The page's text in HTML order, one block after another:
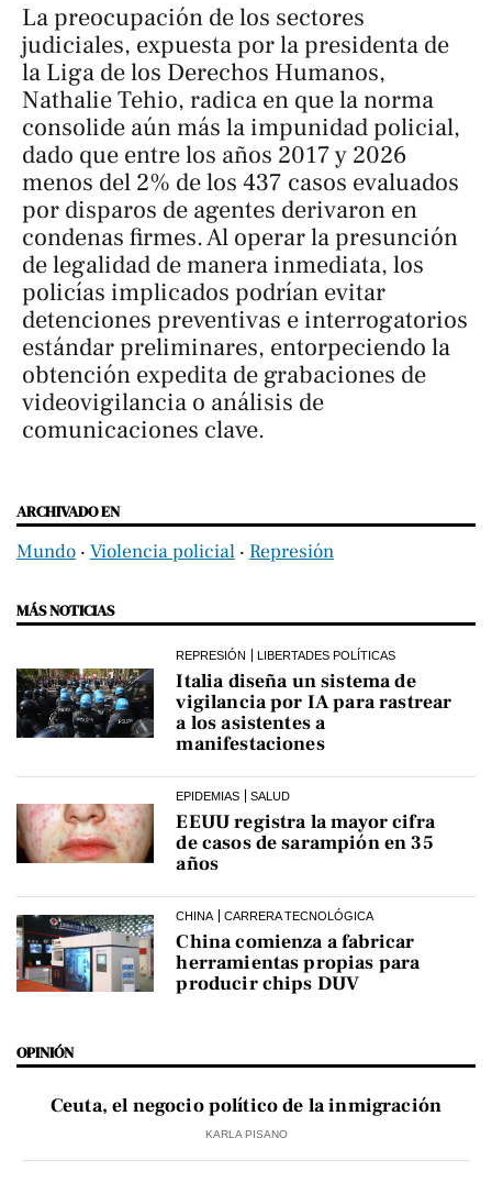
La preocupación de los sectores
judiciales, expuesta por la presidenta de
la Liga de los Derechos Humanos,
Nathalie Tehio, radica en que la norma
consolide aún más la impunidad policial,
dado que entre los años 2017 y 2026
menos del 2% de los 437 casos evaluados
por disparos de agentes derivaron en
condenas firmes. Al operar la presunción
de legalidad de manera inmediata, los
policías implicados podrían evitar
detenciones preventivas e interrogatorios
estándar preliminares, entorpeciendo la
obtención expedita de grabaciones de
videovigilancia o análisis de
comunicaciones clave. ​​​​​​​
ARCHIVADO EN
Mundo ‧ Violencia policial ‧ Represión
MÁS NOTICIAS
REPRESIÓN LIBERTADES POLÍTICAS
Italia diseña un sistema de
vigilancia por IA para rastrear
a los asistentes a
manifestaciones
EPIDEMIAS SALUD
EEUU registra la mayor cifra
de casos de sarampión en 35
años
CHINA CARRERA TECNOLÓGICA
China comienza a fabricar
herramientas propias para
producir chips DUV
OPINIÓN
Ceuta, el negocio político de la inmigración
KARLA PISANO